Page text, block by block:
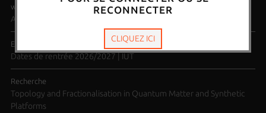
www.universita.corsica
Année universitaire 2026/2027 - Calendrier des rentrées
Etudiants & futurs étudiants
Dates de rentrée 2026/2027 | IUT
Recherche
Topology and Fractionalisation in Quantum Matter and Synthetic
Platforms
RECONNECTER
CLIQUEZ ICI